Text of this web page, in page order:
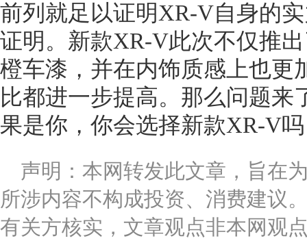
前列就足以证明XR-V自身的
证明。新款XR-V此次不仅推
橙车漆，并在内饰质感上也更
比都进一步提高。那么问题来
果是你，你会选择新款XR-V
声明：本网转发此文章，旨在
所涉内容不构成投资、消费建议
有关方核实，文章观点非本网观